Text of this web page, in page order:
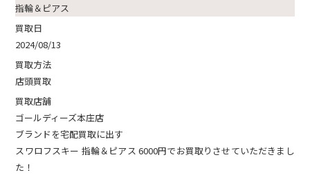
指輪＆ピアス
買取日
2024/08/13
買取方法
店頭買取
買取店舗
ゴールディーズ本庄店
ブランドを宅配買取に出す
スワロフスキー 指輪＆ピアス 6000円でお買取りさせていただきまし
た！